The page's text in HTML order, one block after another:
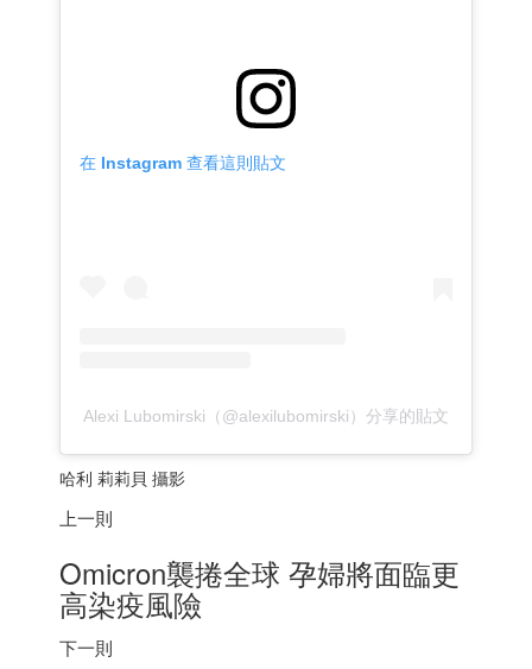
在 Instagram 查看這則貼文
Alexi Lubomirski（@alexilubomirski）分享的貼文
哈利 莉莉貝 攝影
上一則
Omicron襲捲全球 孕婦將面臨更
高染疫風險
下一則